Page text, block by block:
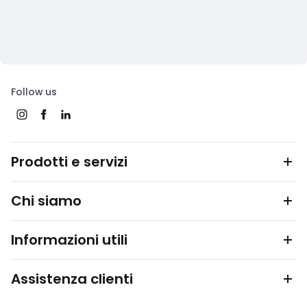
Follow us
Prodotti e servizi
Chi siamo
Informazioni utili
Assistenza clienti